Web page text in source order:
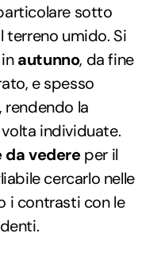
sotto
terreno umido. Si
autunno, da fine
e spesso
rendendo la
individuate.
da vedereper il
cercarlo nelle
i contrasti con le